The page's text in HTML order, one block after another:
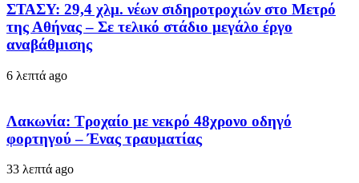
ΣΤΑΣΥ: 29,4 χλμ. νέων σιδηροτροχιών στο Μετρό
της Αθήνας – Σε τελικό στάδιο μεγάλο έργο
αναβάθμισης
6 λεπτά ago
Λακωνία: Τροχαίο με νεκρό 48χρονο οδηγό
φορτηγού – Ένας τραυματίας
33 λεπτά ago